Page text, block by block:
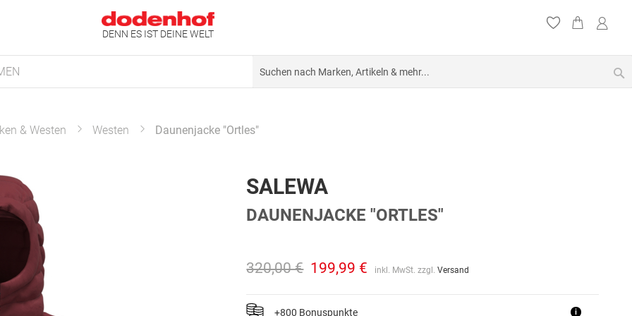
DENN ES IST DEINE WELT
& Westen Westen Daunenjacke "Ortles"
SALEWA
DAUNENJACKE "ORTLES"
320,00 € 199,99 € inkl. MwSt. zzgl.Versand
+800 Bonuspunkte i